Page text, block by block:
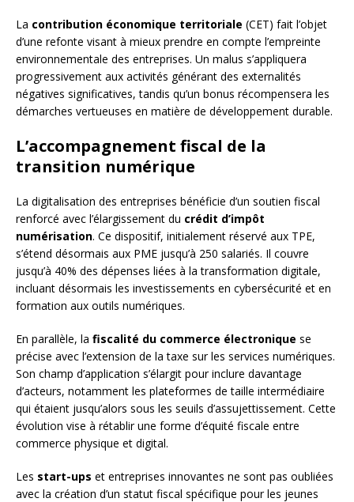
La contribution économique territoriale (CET) fait l’objet
d’une refonte visant à mieux prendre en compte l’empreinte
environnementale des entreprises. Un malus s’appliquera
progressivement aux activités générant des externalités
négatives significatives, tandis qu’un bonus récompensera les
démarches vertueuses en matière de développement durable.
L’accompagnement fiscal de la
transition numérique
La digitalisation des entreprises bénéficie d’un soutien fiscal
renforcé avec l’élargissement du crédit d’impôt
numérisation. Ce dispositif, initialement réservé aux TPE,
s’étend désormais aux PME jusqu’à 250 salariés. Il couvre
jusqu’à 40% des dépenses liées à la transformation digitale,
incluant désormais les investissements en cybersécurité et en
formation aux outils numériques.
En parallèle, la fiscalité du commerce électronique se
précise avec l’extension de la taxe sur les services numériques.
Son champ d’application s’élargit pour inclure davantage
d’acteurs, notamment les plateformes de taille intermédiaire
qui étaient jusqu’alors sous les seuils d’assujettissement. Cette
évolution vise à rétablir une forme d’équité fiscale entre
commerce physique et digital.
Les start-ups et entreprises innovantes ne sont pas oubliées
avec la création d’un statut fiscal spécifique pour les jeunes